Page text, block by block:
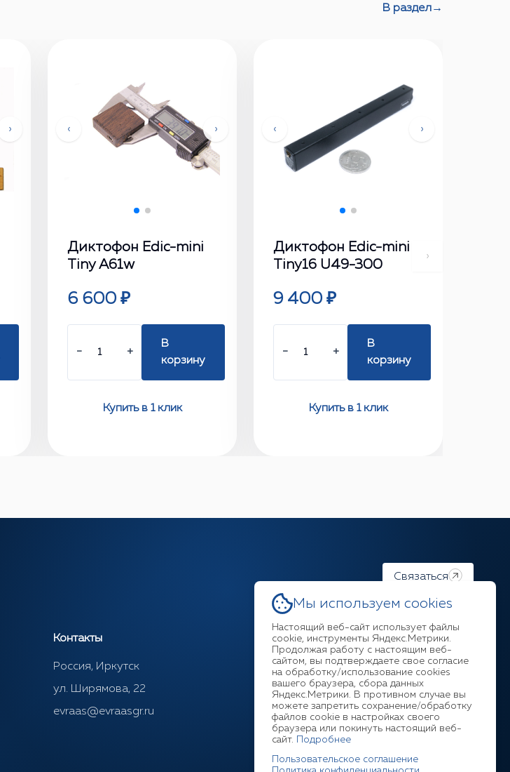
В раздел→
› ‹ ›
Диктофон Edic-mini
Tiny А61w
6 600 ₽
− +
В
корзину
Купить в 1 клик
‹ ›
Диктофон Edic-mini
Tiny16 U49-300
9 400 ₽
− +
В
корзину
Купить в 1 клик
›
Связаться
Контакты
Россия, Иркутск
ул. Ширямова, 22
evraas@evraasgr.ru
Ответим на любой ваш
вопрос
+7 (3952) 211-377
Мы используем cookies
Настоящий веб-сайт использует файлы
cookie, инструменты Яндекс.Метрики.
Продолжая работу с настоящим веб-
сайтом, вы подтверждаете свое согласие
на обработку/использование cookies
вашего браузера, сбора данных
Яндекс.Метрики. В противном случае вы
можете запретить сохранение/обработку
файлов cookie в настройках своего
браузера или покинуть настоящий веб-
сайт.
Подробнее
Пользовательское соглашение